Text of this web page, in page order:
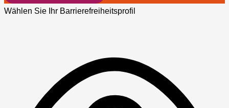
Wählen Sie Ihr Barrierefreiheitsprofil